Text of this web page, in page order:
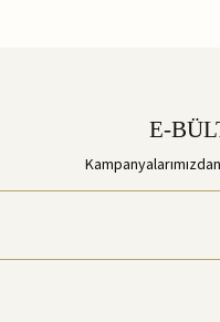
E-